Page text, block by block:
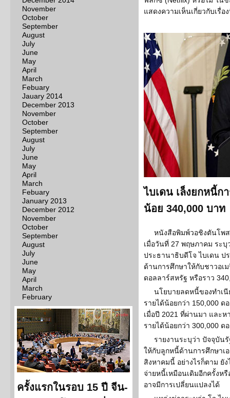
November
October
September
August
July
June
May
April
March
Febuary
Jauary 2014
December 2013
November
October
September
August
July
June
May
April
March
Febuary
January 2013
December 2012
November
October
September
August
July
June
May
April
March
February
ครั้งแรกในรอบ 15 ปี จีน-
แสดงความเห็นเกี่ยวกับเรื่อ
ไบเดน เล็งยกหนี้ก
น้อย 340,000 บาท
หนังสือพิมพ์วอชิงตันโพ
เมื่อวันที่ 27 พฤษภาคม ระ
ประธานาธิบดีโจ ไบเดน ป
ด้านการศึกษาให้กับชาวอเ
ดอลลาร์สหรัฐ หรือราว
นโยบายลดหนี้ของทำเ
รายได้น้อยกว่า 150,000 ด
เมื่อปี 2021 ที่ผ่านมา และ
รายได้น้อยกว่า 300,000 ด
รายงานระบุว่า ปัจจุบัน
ให้กับลูกหนี้ด้านการศึกษาเ
สิงหาคมนี้ อย่างไรก็ตาม ยั
จ่ายหนี้เหมือนเดิมอีกครั้งห
อาจมีการเปลี่ยนแปลงได้